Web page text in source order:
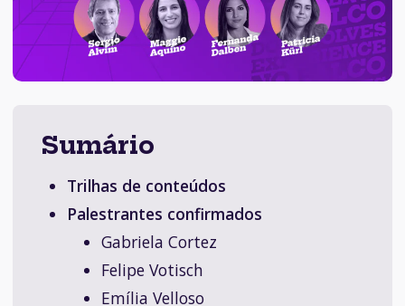
Sumário
Trilhas de conteúdos
Palestrantes confirmados
Gabriela Cortez
Felipe Votisch
Emília Velloso